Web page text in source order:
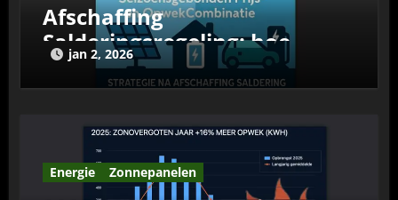
Afschaffing
Salderingsregeling: hoe
verder?
jan 2, 2026
Energie Zonnepanelen